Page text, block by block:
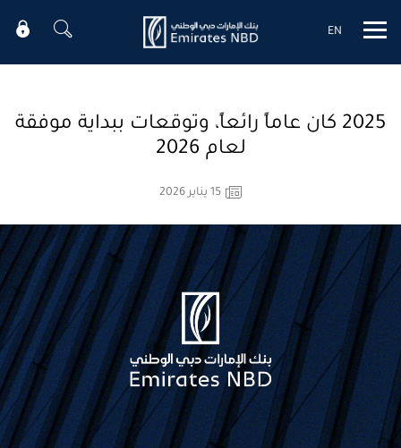
Mobile menu
EN
2025 كان عاماً رائعاً، وتوقعات ببداية موفقة
لعام 2026
15 يناير 2026